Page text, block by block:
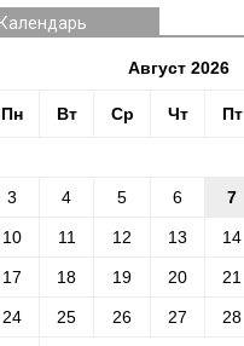
Календарь
Август 2026
Пн Вт Ср Чт Пт
3 4 5 6 7
10 11 12 13 14
17 18 19 20 21
24 25 26 27 28